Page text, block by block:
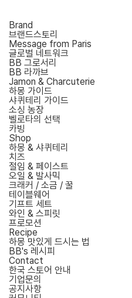
Brand
브랜드스토리
Message from Paris
글로벌 네트워크
BB 그로서리
BB 라까브
Jamon & Charcuterie
하몽 가이드
샤퀴테리 가이드
소싱 농장
벨로타의 선택
카빙
Shop
하몽 & 샤퀴테리
치즈
절임 & 페이스트
오일 & 발사믹
크래커 / 소금 / 꿀
테이블웨어
기프트 세트
와인 & 스피릿
프로모션
Recipe
하몽 맛있게 드시는 법
BB's 레시피
Contact
한국 스토어 안내
기업문의
공지사항